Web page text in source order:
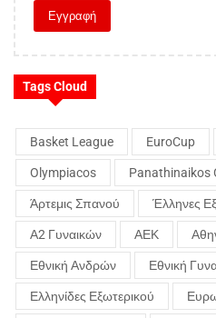
Tags Cloud
Basket League EuroCup
Olympiacos Panathinaikos
Άρτεμις Σπανού Έλληνες
Α2 Γυναικών ΑΕΚ
Εθνική Ανδρών Εθνική
Ελληνίδες Εξωτερικού